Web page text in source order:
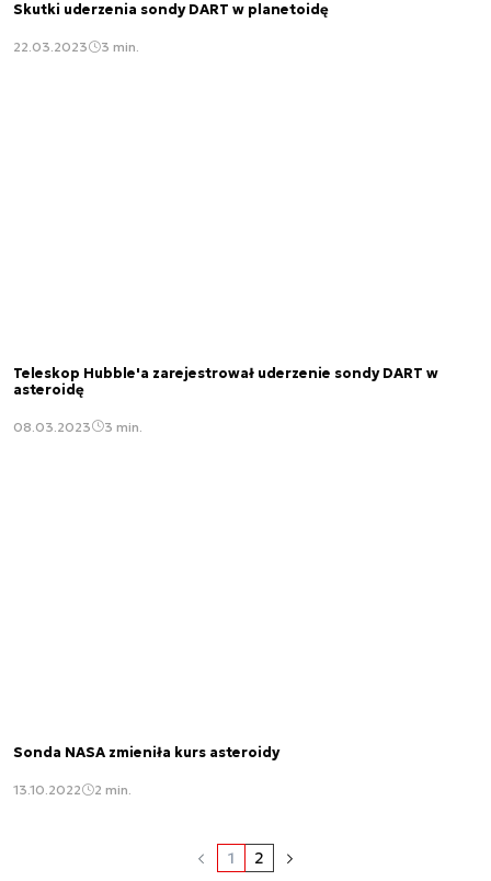
Skutki uderzenia sondy DART w planetoidę
22.03.2023 3 min.
Teleskop Hubble'a zarejestrował uderzenie sondy DART w
asteroidę
08.03.2023 3 min.
Sonda NASA zmieniła kurs asteroidy
13.10.2022 2 min.
1 2